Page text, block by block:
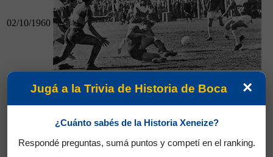
02/10/1960
02/10/1960
Boca 4 - Ferro 0
×
Jugá a la Trivia de Historia de Boca
¿Cuánto sabés de la Historia Xeneize?
Respondé preguntas, sumá puntos y competí en el ranking.